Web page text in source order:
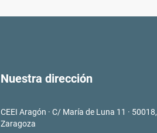
Nuestra dirección
CEEI Aragón · C/ María de Luna 11 · 50018,
Zaragoza